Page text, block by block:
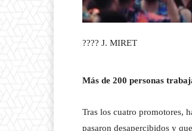
???? J. MIRET
Más de 200 personas
Tras los cuatro promotores,
pasaron desapercibidos y